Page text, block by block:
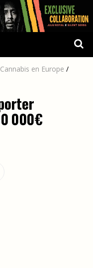
Cannabis en Europe /
000€